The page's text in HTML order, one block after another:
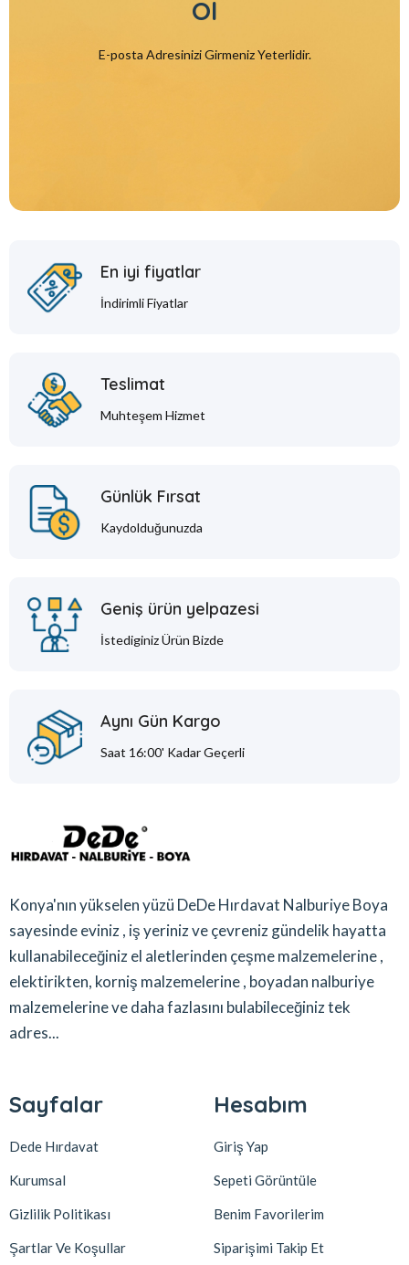
Ol
E-posta Adresinizi Girmeniz Yeterlidir.
En iyi fiyatlar
İndirimli Fiyatlar
Teslimat
Muhteşem Hizmet
Günlük Fırsat
Kaydolduğunuzda
Geniş ürün yelpazesi
İstediginiz Ürün Bizde
Aynı Gün Kargo
Saat 16:00' Kadar Geçerli
Konya'nın yükselen yüzü DeDe Hırdavat Nalburiye Boya
sayesinde eviniz , iş yeriniz ve çevreniz gündelik hayatta
kullanabileceğiniz el aletlerinden çeşme malzemelerine ,
elektirikten, korniş malzemelerine , boyadan nalburiye
malzemelerine ve daha fazlasını bulabileceğiniz tek
adres...
Sayfalar
Dede Hırdavat
Kurumsal
Gizlilik Politikası
Şartlar Ve Koşullar
Hesabım
Giriş Yap
Sepeti Görüntüle
Benim Favorilerim
Siparişimi Takip Et